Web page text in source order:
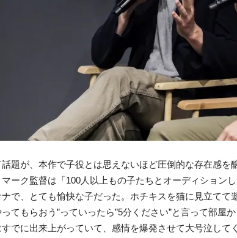
題が、本作で子役とは思えないほど圧倒的な存在感を
ーク監督は「100人以上もの子たちとオーディション
ナで、とても愉快な子だった。ホチキスを猫に見立てて
ってもらおう”っていったら”5分ください”と言って部屋
でに出来上がっていて、感情を爆発させて大号泣して